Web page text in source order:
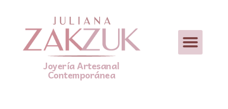
Joyería Artesanal
Contemporánea